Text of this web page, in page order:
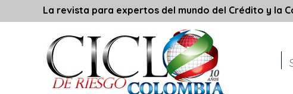
La revista para expertos del mundo del Crédito y la